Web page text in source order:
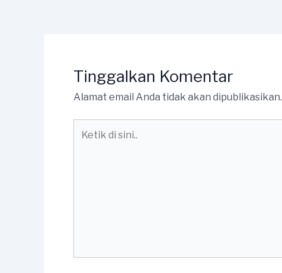
Tinggalkan Komentar
Alamat email Anda tidak akan dipublikasikan.